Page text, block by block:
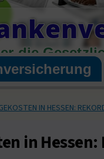
die
IN HESSEN:
in